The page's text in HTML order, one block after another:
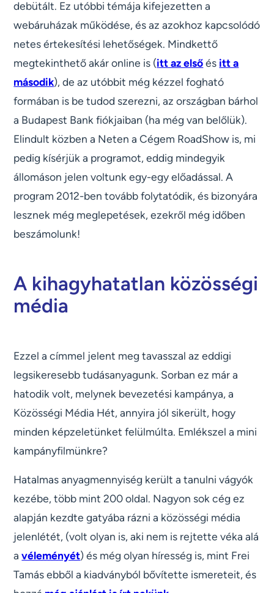
debütált. Ez utóbbi témája kifejezetten a
webáruházak működése, és az azokhoz kapcsolódó
netes értekesítési lehetőségek. Mindkettő
megtekinthető akár online is (itt az elsőés itt a
második), de az utóbbit még kézzel fogható
formában is be tudod szerezni, az országban bárhol
a Budapest Bank fiókjaiban (ha még van belőlük).
Elindult közben a Neten a Cégem RoadShow is, mi
pedig kísérjük a programot, eddig mindegyik
állomáson jelen voltunk egy-egy előadással. A
program 2012-ben tovább folytatódik, és bizonyára
lesznek még meglepetések, ezekről még időben
beszámolunk!
A kihagyhatatlan közösségi
média
Ezzel a címmel jelent meg tavasszal az eddigi
legsikeresebb tudásanyagunk. Sorban ez már a
hatodik volt, melynek bevezetési kampánya, a
Közösségi Média Hét, annyira jól sikerült, hogy
minden képzeletünket felülmúlta. Emlékszel a mini
kampányfilmünkre?
Hatalmas anyagmennyiség került a tanulni vágyók
kezébe, több mint 200 oldal. Nagyon sok cég ez
alapján kezdte gatyába rázni a közösségi média
jelenlétét, (volt olyan is, aki nem is rejtette véka alá
avéleményét) és még olyan híresség is, mint Frei
Tamás ebből a kiadványból bővítette ismereteit, és